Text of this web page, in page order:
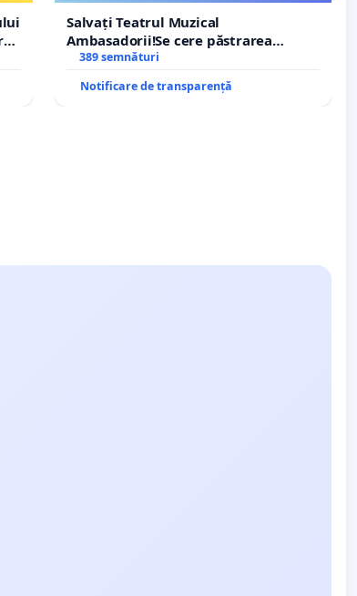
Salvați Teatrul Muzical
Ambasadorii!Se cere păstrarea
managerului general Mihai-Ciprian
ROGOJAN
389 semnături
Notificare de transparență